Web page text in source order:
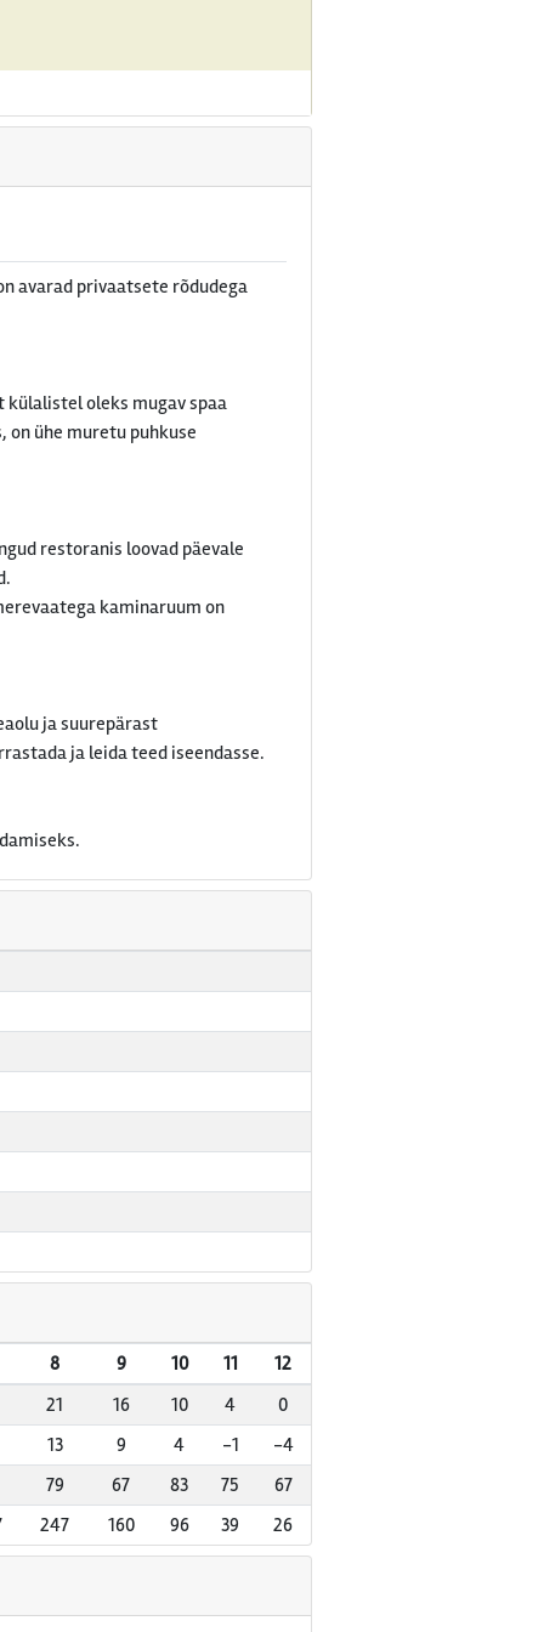
avarad privaatsete rõdudega
külalistel oleks mugav spaa
ühe muretu puhkuse
restoranis loovad päevale
kaminaruum on
ja suurepärast
ja leida teed iseendasse.
8 9 10 11
12
21
16 10 4
0
13
9 4 -1
-4
79
67 83 75
67
247 160 96 39 26